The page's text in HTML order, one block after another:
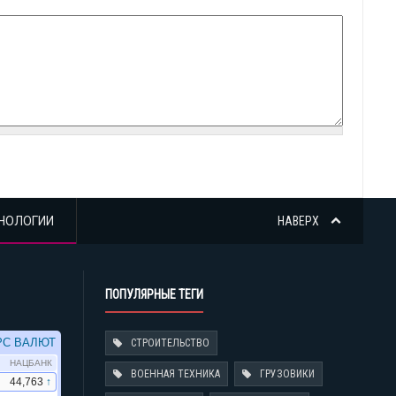
НАВЕРХ
ПОПУЛЯРНЫЕ ТЕГИ
СТРОИТЕЛЬСТВО
ВОЕННАЯ ТЕХНИКА ГРУЗОВИКИ